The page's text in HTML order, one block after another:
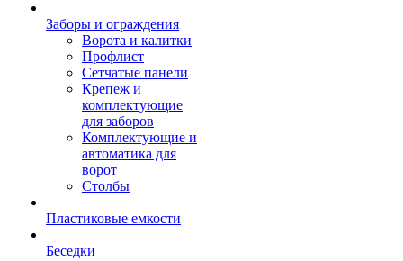
Заборы и ограждения
Ворота и калитки
Профлист
Сетчатые панели
Крепеж и
комплектующие
для заборов
Комплектующие и
автоматика для
ворот
Столбы
Пластиковые емкости
Беседки